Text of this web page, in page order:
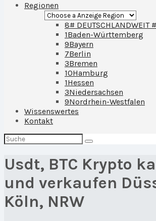
Regionen
8# DEUTSCHLANDWEIT #
1Baden-Württemberg
9Bayern
7Berlin
3Bremen
10Hamburg
1Hessen
3Niedersachsen
9Nordrhein-Westfalen
Wissenswertes
Kontakt
Suchen
nach:
Usdt, BTC Krypto
und verkaufen
Köln, NRW